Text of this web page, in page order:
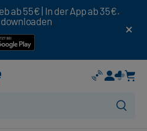
ab 55€ | In der App ab 35€.